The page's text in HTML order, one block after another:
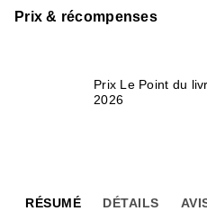
Prix & récompenses
Prix Le Point du
2026
RÉSUMÉ DÉTAILS